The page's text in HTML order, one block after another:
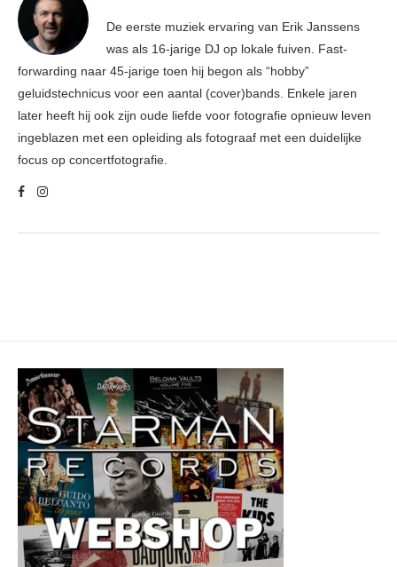
De eerste muziek ervaring van Erik Janssens
was als 16-jarige DJ op lokale fuiven. Fast-
forwarding naar 45-jarige toen hij begon als “hobby”
geluidstechnicus voor een aantal (cover)bands. Enkele jaren
later heeft hij ook zijn oude liefde voor fotografie opnieuw leven
ingeblazen met een opleiding als fotograaf met een duidelijke
focus op concertfotografie.